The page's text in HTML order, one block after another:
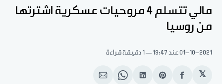
مالي تتسلم 4 مروحيات عسكرية اشترتها
من روسيا
01-10-2021عند 19:47 1 دقيقة قراءة
𝕏
انشر
Shareانشر
Shareانشر